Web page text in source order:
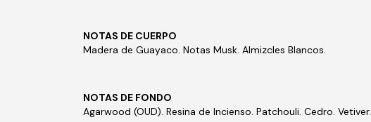
NOTAS DE CUERPO
Madera de Guayaco. Notas Musk. Almizcles Blancos.
NOTAS DE FONDO
Agarwood (OUD). Resina de Incienso. Patchouli. Cedro. Vetiver.